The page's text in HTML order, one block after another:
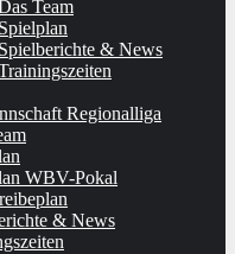
Team
Spielplan
Spielberichte & News
Regionalliga
WBV-Pokal
& News